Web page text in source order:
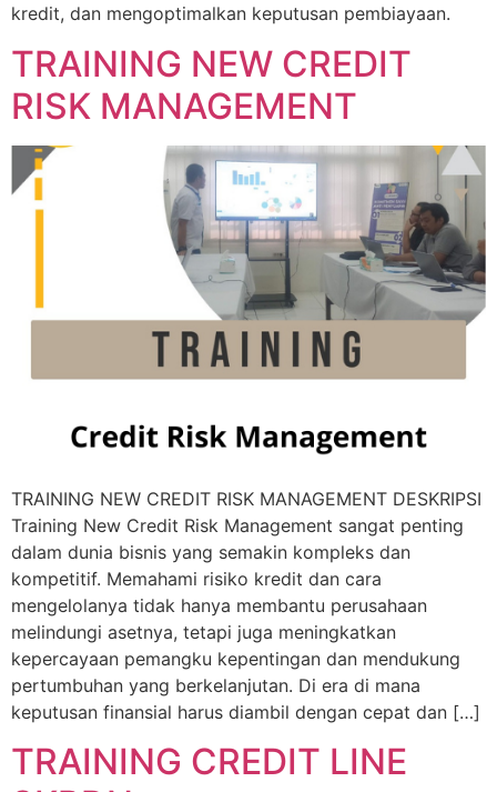
kredit, dan mengoptimalkan keputusan pembiayaan.
TRAINING NEW CREDIT
RISK MANAGEMENT
TRAINING NEW CREDIT RISK MANAGEMENT DESKRIPSI
Training New Credit Risk Management sangat penting
dalam dunia bisnis yang semakin kompleks dan
kompetitif. Memahami risiko kredit dan cara
mengelolanya tidak hanya membantu perusahaan
melindungi asetnya, tetapi juga meningkatkan
kepercayaan pemangku kepentingan dan mendukung
pertumbuhan yang berkelanjutan. Di era di mana
keputusan finansial harus diambil dengan cepat dan […]
TRAINING CREDIT LINE